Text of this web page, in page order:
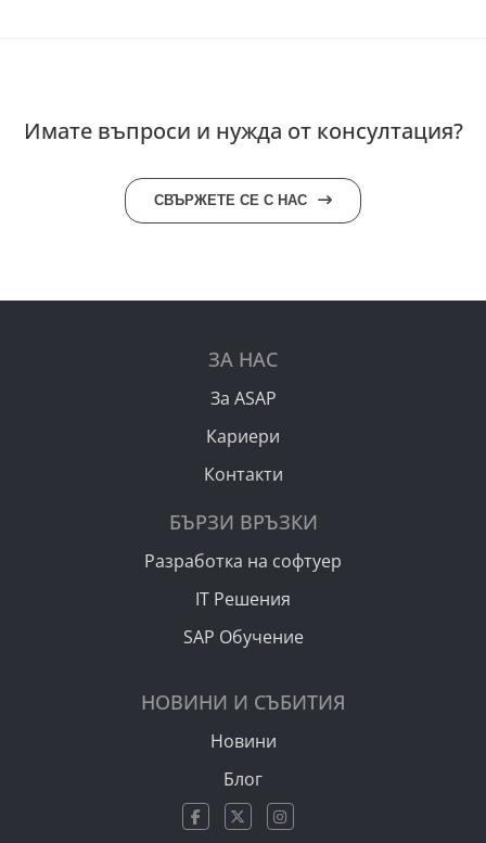
Имате въпроси и нужда от консултация?
СВЪРЖЕТЕ СЕ С НАС
ЗА НАС
За ASAP
Кариери
Контакти
БЪРЗИ ВРЪЗКИ
Разработка на софтуер
IT Решения
SAP Обучение
НОВИНИ И СЪБИТИЯ
Новини
Блог